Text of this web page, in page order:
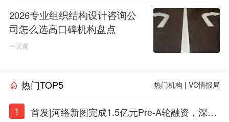
2026专业组织结构设计咨询公
司怎么选高口碑机构盘点
一天前
热门TOP5 热门机构 |VC情报局
1
首发|河络新图完成1.5亿元Pre-A轮融资，深耕i